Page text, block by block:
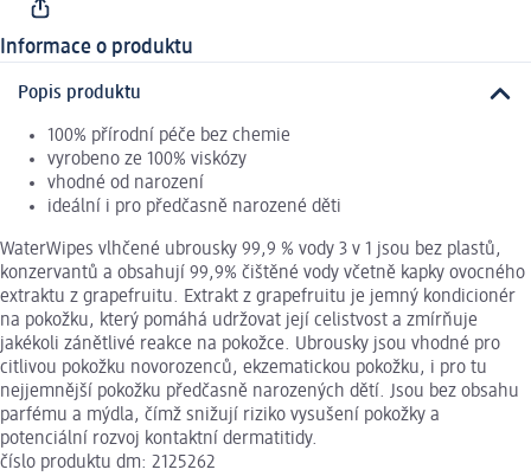
Informace o produktu
Popis produktu
100% přírodní péče bez chemie
vyrobeno ze 100% viskózy
vhodné od narození
ideální i pro předčasně narozené děti
WaterWipes vlhčené ubrousky 99,9 % vody 3 v 1 jsou bez plastů,
konzervantů a obsahují 99,9% čištěné vody včetně kapky ovocného
extraktu z grapefruitu. Extrakt z grapefruitu je jemný kondicionér
na pokožku, který pomáhá udržovat její celistvost a zmírňuje
jakékoli zánětlivé reakce na pokožce. Ubrousky jsou vhodné pro
citlivou pokožku novorozenců, ekzematickou pokožku, i pro tu
nejjemnější pokožku předčasně narozených dětí. Jsou bez obsahu
parfému a mýdla, čímž snižují riziko vysušení pokožky a
potenciální rozvoj kontaktní dermatitidy.
číslo produktu dm: 2125262